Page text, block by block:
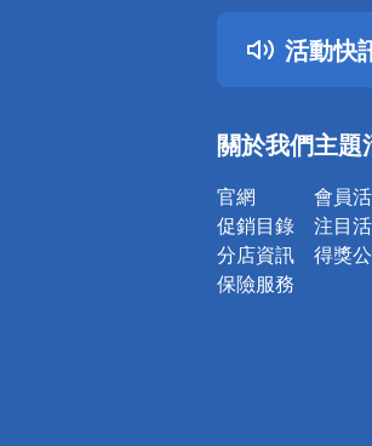
活動快
關於我們
官網
促銷目錄
分店資訊
保險服務
主題
會員
注目
得獎